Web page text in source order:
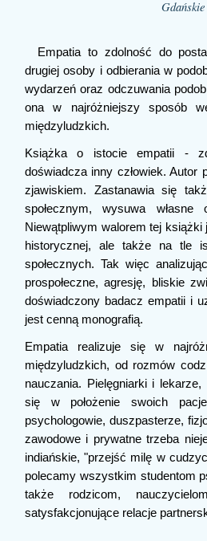
Empatia to zdolność do
drugiej osoby i odbierania w
wydarzeń oraz odczuwania
ona w najróżniejszy sposób
międzyludzkich.
Książka o istocie empatii -
doświadcza inny człowiek. Autor
zjawiskiem. Zastanawia się
społecznym, wysuwa
Niewątpliwym walorem tej
historycznej, ale także na tle
społecznych. Tak więc
prospołeczne, agresję, bliskie
doświadczony badacz empatii i
jest cenną monografią.
Empatia realizuje się w
międzyludzkich, od rozmów
nauczania. Pielęgniarki i
się w położenie swoich
psychologowie, duszpasterze,
zawodowe i prywatne trzeba
indiańskie, "przejść milę w
polecamy wszystkim studentom
także rodzicom,
satysfakcjonujące relacje